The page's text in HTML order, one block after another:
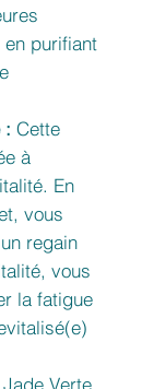
purifiant
: Cette
à
En
vous
regain
vous
la fatigue